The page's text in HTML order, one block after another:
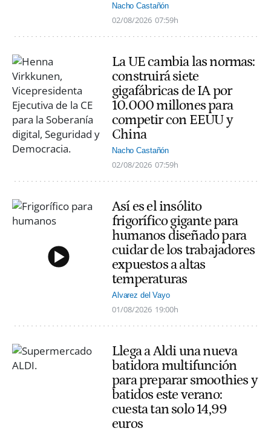
Nacho Castañón
02/08/2026 07:59h
La UE cambia las normas:
construirá siete
gigafábricas de IA por
10.000 millones para
competir con EEUU y
China
Nacho Castañón
02/08/2026 07:59h
Así es el insólito
frigorífico gigante para
humanos diseñado para
cuidar de los trabajadores
expuestos a altas
temperaturas
Alvarez del Vayo
01/08/2026 19:00h
Llega a Aldi una nueva
batidora multifunción
para preparar smoothies y
batidos este verano:
cuesta tan solo 14,99
euros